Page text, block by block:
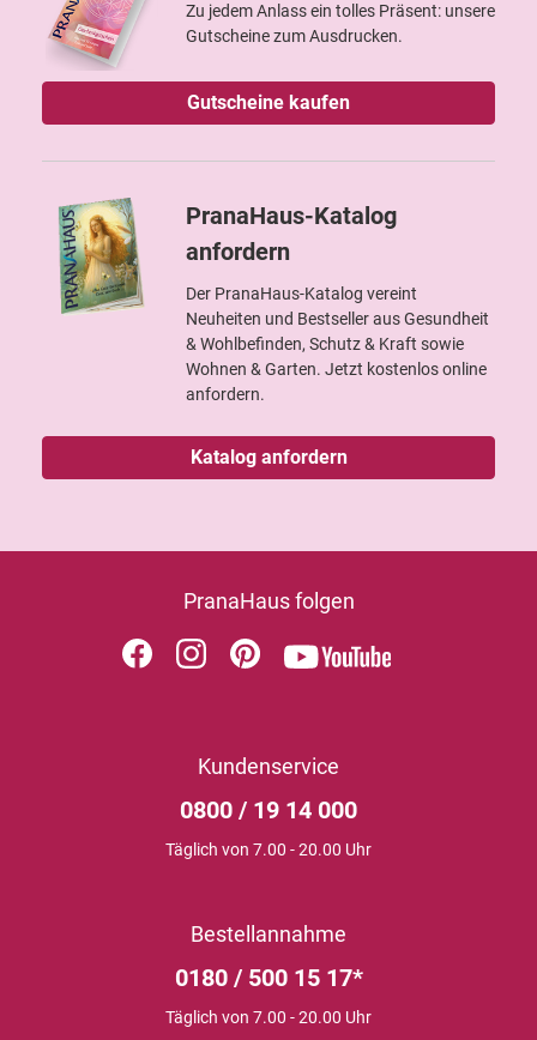
Zu jedem Anlass ein tolles Präsent: unsere
Gutscheine zum Ausdrucken.
Gutscheine kaufen
PranaHaus-Katalog
anfordern
Der PranaHaus-Katalog vereint
Neuheiten und Bestseller aus Gesundheit
& Wohlbefinden, Schutz & Kraft sowie
Wohnen & Garten. Jetzt kostenlos online
anfordern.
Katalog anfordern
PranaHaus folgen
Kundenservice
0800 / 19 14 000
Täglich von 7.00 - 20.00 Uhr
Bestellannahme
0180 / 500 15 17*
Täglich von 7.00 - 20.00 Uhr